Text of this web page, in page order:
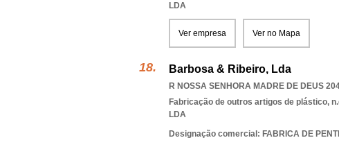
LDA
Ver empresa Ver no Mapa
Barbosa & Ribeiro, Lda
R NOSSA SENHORA MADRE DE DEUS
Fabricação de outros artigos de plástico,
LDA
Designação comercial: FABRICA DE